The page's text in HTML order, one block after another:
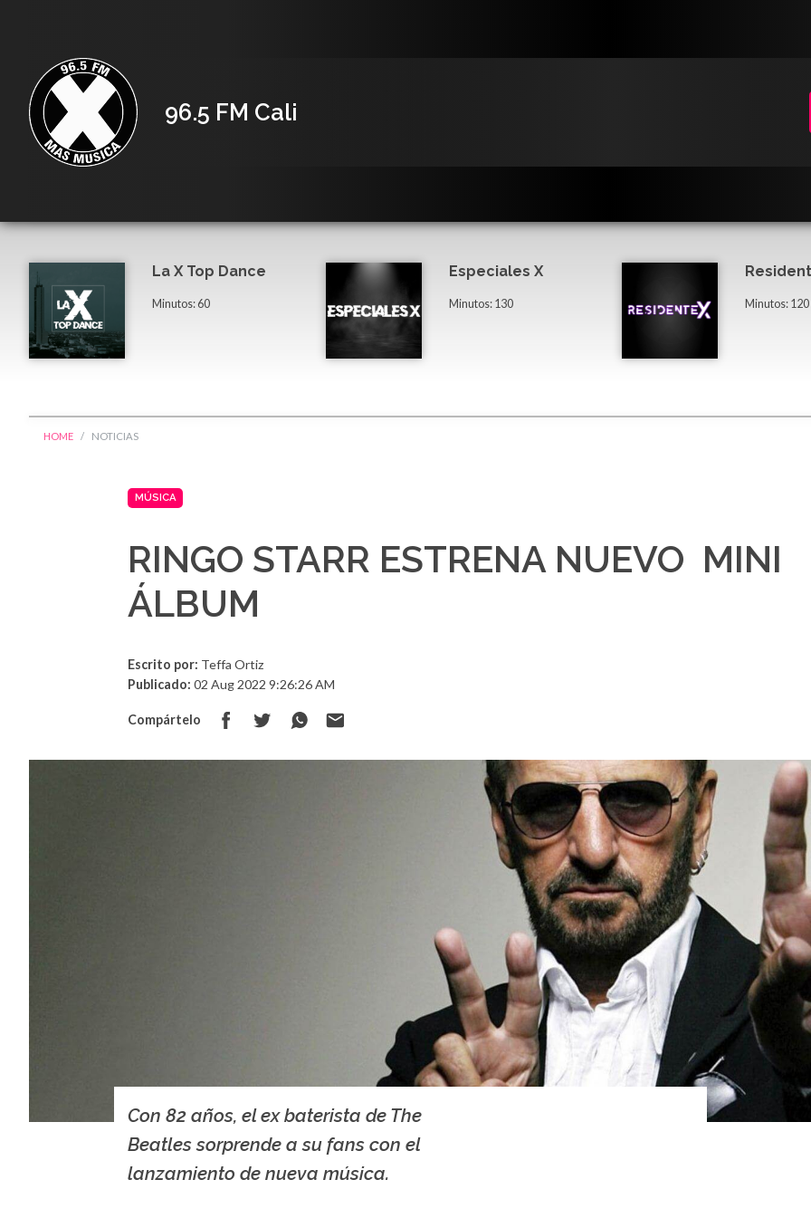
96.5 FM Cali
La X Top Dance
Minutos: 60
Especiales X
Minutos: 130 Minutos: 120
HOME NOTICIAS
MÚSICA
RINGO STARR ESTRENA NUEVO MINI
ÁLBUM
Escrito por: Teffa Ortiz
Publicado: 02 Aug 2022 9:26:26 AM
Compártelo
Con 82 años, el ex baterista de The
Beatles sorprende a su fans con el
lanzamiento de nueva música.